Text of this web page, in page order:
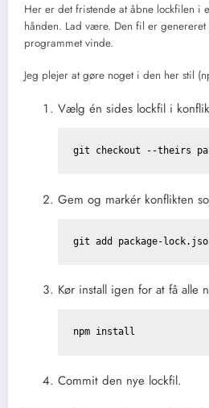
Her er det fristende at åbne lockfilen i
hånden. Lad være. Den fil er
programmet vinde.
Jeg plejer at gøre noget i den her stil
Vælg én sides lockfil i
Gem og markér konflikten
Kør install igen for at få alle
Commit den nye lockfil.